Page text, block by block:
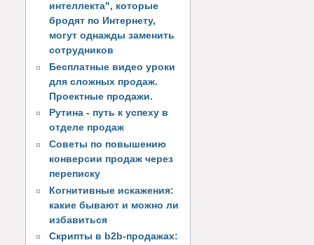
интеллекта", которые
бродят по Интернету,
могут однажды заменить
сотрудников
Бесплатные видео уроки
для сложных продаж.
Проектные продажи.
Рутина - путь к успеху в
отделе продаж
Советы по повышению
конверсии продаж через
переписку
Когнитивные искажения:
какие бывают и можно ли
избавиться
Скрипты в b2b-продажах: